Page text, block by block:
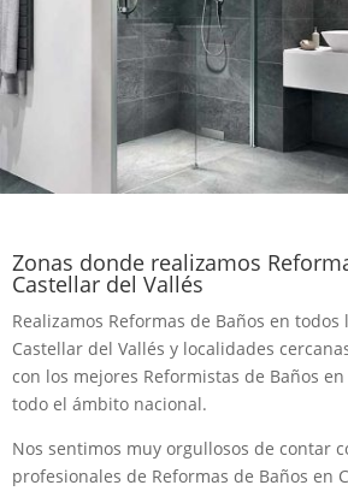
Zonas donde realizamos
Castellar del Vallés
Realizamos Reformas de Baños en
Castellar del Vallés y localidades
con los mejores Reformistas de Baños
todo el ámbito nacional.
Nos sentimos muy orgullosos de contar
profesionales de Reformas de Baños en